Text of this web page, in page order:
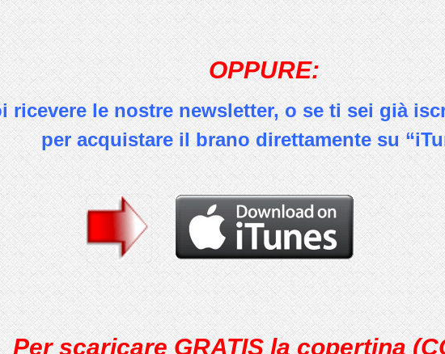
OPPURE:
ricevere le nostre newsletter, o se ti sei già
per acquistare il brano direttamente su
Per scaricare GRATIS la copertina